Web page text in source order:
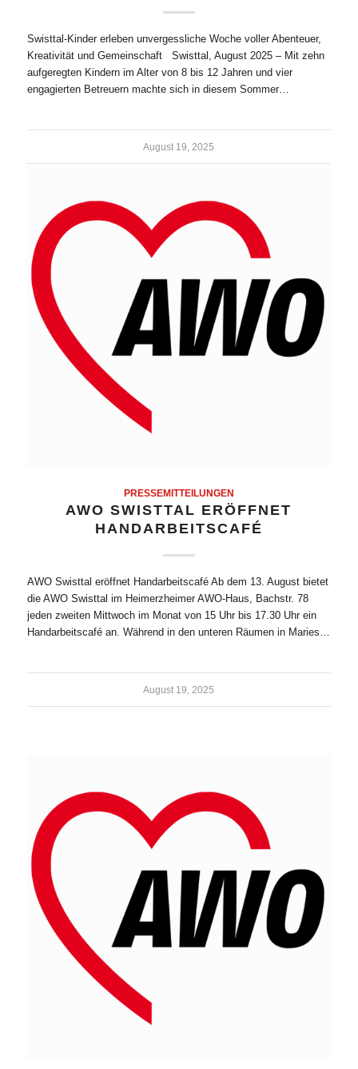
Swisttal-Kinder erleben unvergessliche Woche voller Abenteuer,
Kreativität und Gemeinschaft Swisttal, August 2025 – Mit zehn
aufgeregten Kindern im Alter von 8 bis 12 Jahren und vier
engagierten Betreuern machte sich in diesem Sommer…
August 19, 2025
PRESSEMITTEILUNGEN
AWO SWISTTAL ERÖFFNET
HANDARBEITSCAFÉ
AWO Swisttal eröffnet Handarbeitscafé Ab dem 13. August bietet
die AWO Swisttal im Heimerzheimer AWO-Haus, Bachstr. 78
jeden zweiten Mittwoch im Monat von 15 Uhr bis 17.30 Uhr ein
Handarbeitscafé an. Während in den unteren Räumen in Maries…
August 19, 2025